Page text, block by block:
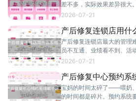
差不多，实际效果差异很大
更灵活。哪种更适合你的门
2026-07-21
产后修复连锁店用什
要打通
产后修复连锁店最大的管
员不互通、业绩看不到、活
现统一管理、统一营销。
2026-07-21
产后修复中心预约系
片化
宝妈的时间太碎了——喂奶
的时间都是碎片。预约系统